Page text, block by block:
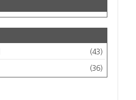
(43)
(36)